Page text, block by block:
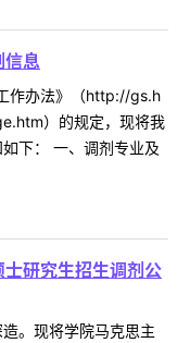
息
作办法》（http://gs.h
）的规定，现将我
下： 一、调剂专业及
研究生招生调剂公
。现将学院马克思主